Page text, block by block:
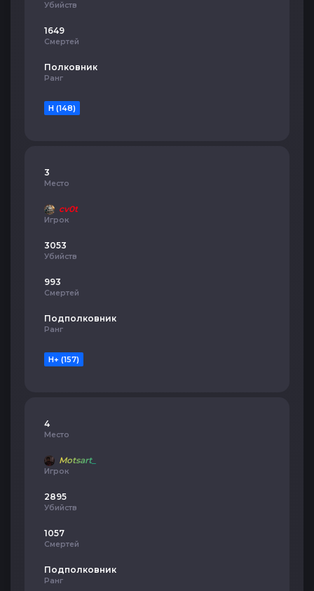
Убийств
1649
Смертей
Полковник
Ранг
H (148)
3
Место
cv0t
Игрок
3053
Убийств
993
Смертей
Подполковник
Ранг
H+ (157)
4
Место
Motsart_
Игрок
2895
Убийств
1057
Смертей
Подполковник
Ранг